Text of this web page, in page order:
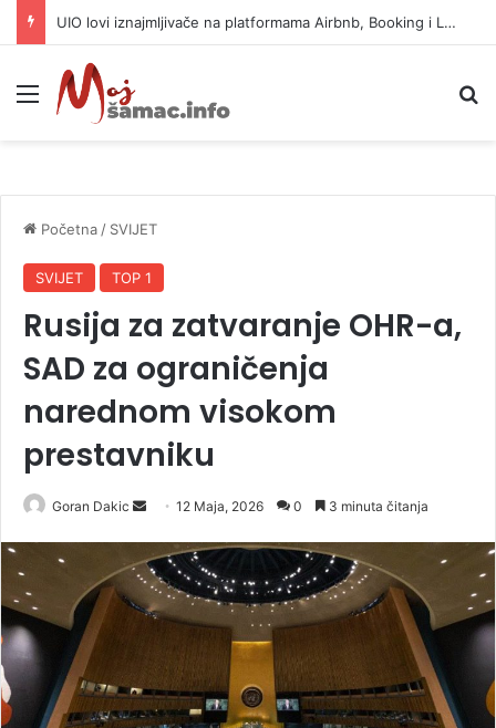
Otkazan koncert Jelene Karleuše u Hrvatskoj
Meni
Početna / SVIJET
SVIJET TOP 1
Rusija za zatvaranje OHR-a,
SAD za ograničenja
narednom visokom
prestavniku
Goran Dakic
n
d
a
m
a
12 Maja, 2026 0 3 minuta čitanja